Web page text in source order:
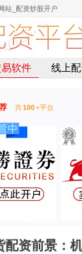
站_配资炒股开户
软件 线上
共100+平台
配资前景：